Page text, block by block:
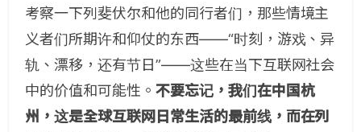
考察一下列斐伏尔和他的同行者们，那些情境主
义者们所期许和仰仗的东西——“时刻，游戏、异
轨、漂移，还有节日”——这些在当下互联网社会
中的价值和可能性。 不要忘记，我们在中国杭
州，这是全球互联网日常生活的最前线，而在列